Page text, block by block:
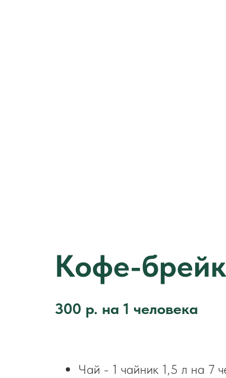
Кофе-
300 р. на 1 человека
Чай - 1 чайник 1,5 л на 7